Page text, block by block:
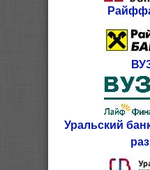
Уральский